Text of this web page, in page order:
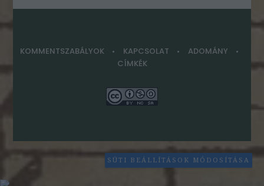
KOMMENTSZABÁLYOK KAPCSOLAT
ADOMÁNY
CÍMKÉK
SÜTI BEÁLLÍTÁSOK MÓDOSÍTÁSA